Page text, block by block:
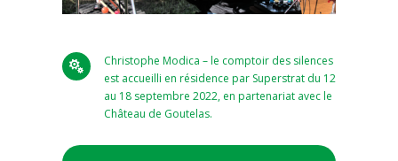

Christophe Modica – le comptoir des silences
est accueilli en résidence par Superstrat du 12
au 18 septembre 2022, en partenariat avec le
Château de Goutelas.